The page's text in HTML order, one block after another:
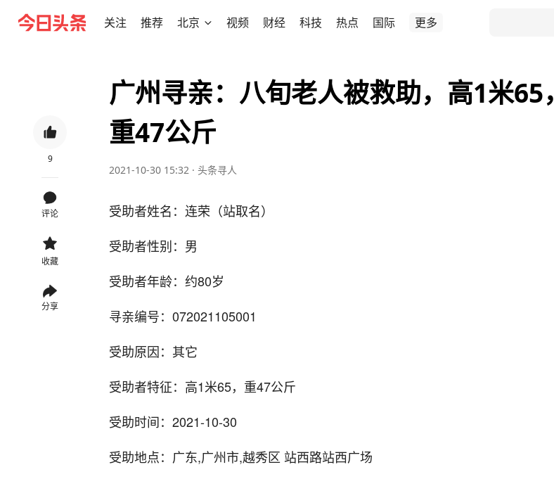
关注 推荐 北京 视频 财经 科技 热点 国际 更多
9
评论
收藏
分享
广州寻亲：八旬老人被救助，高1米65，
重47公斤
2021-10-30 15:32 · 头条寻人
受助者姓名：连荣（站取名）
受助者性别：男
受助者年龄：约80岁
寻亲编号：072021105001
受助原因：其它
受助者特征：高1米65，重47公斤
受助时间：2021-10-30
受助地点：广东,广州市,越秀区 站西路站西广场